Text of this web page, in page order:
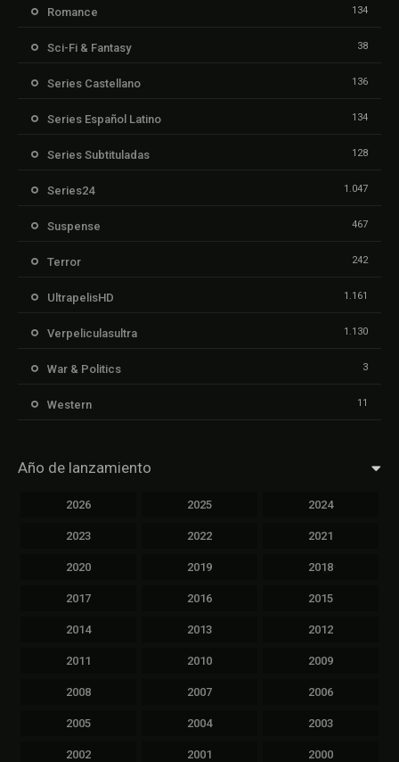
Romance 134
Sci-Fi & Fantasy 38
Series Castellano 136
Series Español Latino 134
Series Subtituladas 128
Series24 1.047
Suspense 467
Terror 242
UltrapelisHD 1.161
Verpeliculasultra 1.130
War & Politics 3
Western 11
Año de lanzamiento
2026 2025 2024
2023 2022 2021
2020 2019 2018
2017 2016 2015
2014 2013 2012
2011 2010 2009
2008 2007 2006
2005 2004 2003
2002 2001 2000